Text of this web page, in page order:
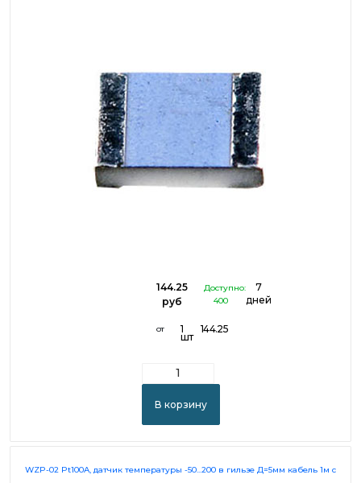
144.25
руб
Доступно:
400
7
дней
от 1
шт
144.25
В корзину
WZP-02 Pt100A, датчик температуры -50...200 в гильзе Д=5мм кабель 1м с